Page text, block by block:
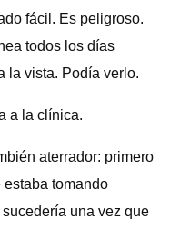
fácil. Es peligroso.
todos los días
la vista. Podía verlo.
a la clínica.
aterrador: primero
tomando
una vez que